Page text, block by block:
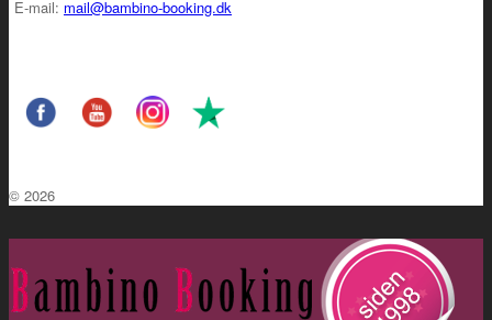
E-mail: mail@bambino-booking.dk
© 2026